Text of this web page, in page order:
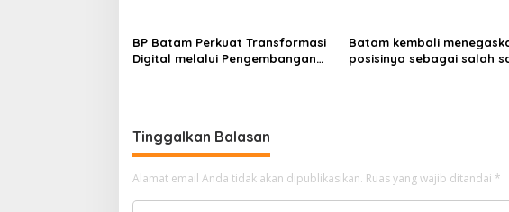
p
o
BP Batam Perkuat Transformasi
Digital melalui Pengembangan
Batam kembali
posisinya sebagai salah
Tinggalkan Balasan
Alamat email Anda tidak akan dipublikasikan. Ruas yang wajib ditandai *